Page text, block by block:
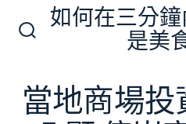
切
換
開
如何在三分
是美
當地商場